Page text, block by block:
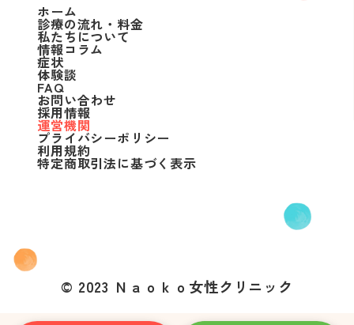
ホーム
診療の流れ・料金
私たちについて
情報コラム
症状
体験談
FAQ
お問い合わせ
採用情報
運営機関
プライバシーポリシー
利用規約
特定商取引法に基づく表示
© 2023 Ｎａｏｋｏ女性クリニック